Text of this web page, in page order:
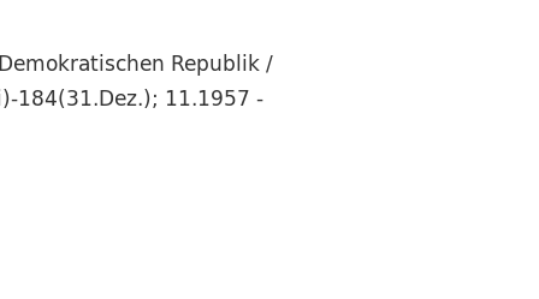
Republik /
184(31.Dez.); 11.1957 -